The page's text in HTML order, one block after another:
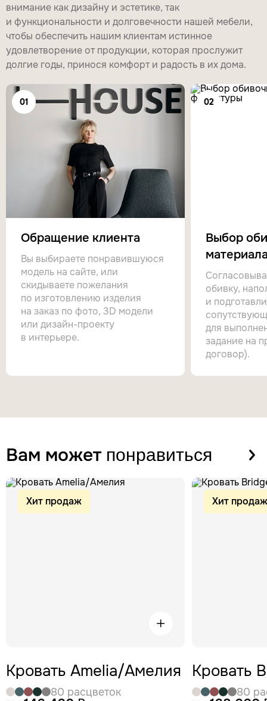
внимание как дизайну и эстетике, так
и функциональности и долговечности нашей мебели,
чтобы обеспечить нашим клиентам истинное
удовлетворение от продукции, которая прослужит
долгие годы, принося комфорт и радость в их дома.
01
Обращение клиента
Вы выбираете понравившуюся
модель на сайте, или
скидываете пожелания
по изготовлению изделия
на заказ по фото, 3D модели
или дизайн-проекту
в интерьере.
02
Выбор
обивку,
и
для
задание на
договор).
Вам можетпонравиться
Хит продаж
Кровать Amelia/Амелия
80 расцветок
Хит продаж
Кровать
80